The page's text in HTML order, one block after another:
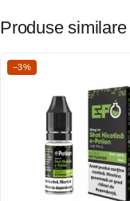
Produse similare
−3%